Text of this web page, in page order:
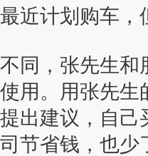
近计划购车，
同，张先生和
用。用张先
出建议，自
节省钱，也